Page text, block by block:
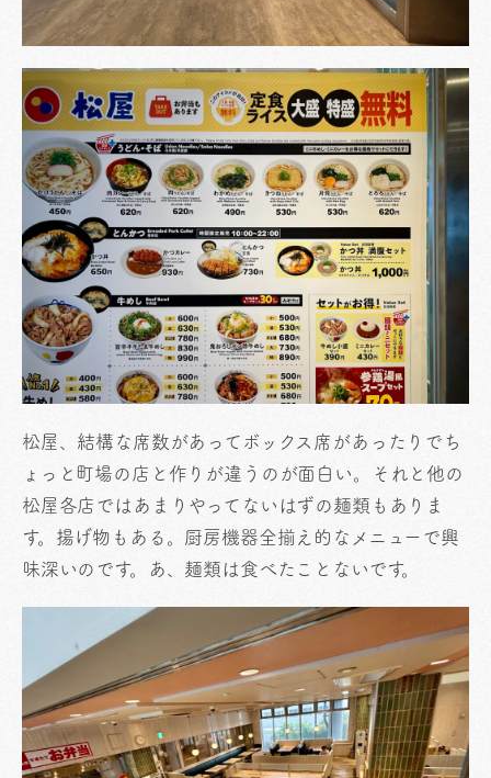
松屋、結構な席数があってボックス席があったりでち
ょっと町場の店と作りが違うのが面白い。それと他の
松屋各店ではあまりやってないはずの麺類もありま
す。揚げ物もある。厨房機器全揃え的なメニューで興
味深いのです。あ、麺類は食べたことないです。